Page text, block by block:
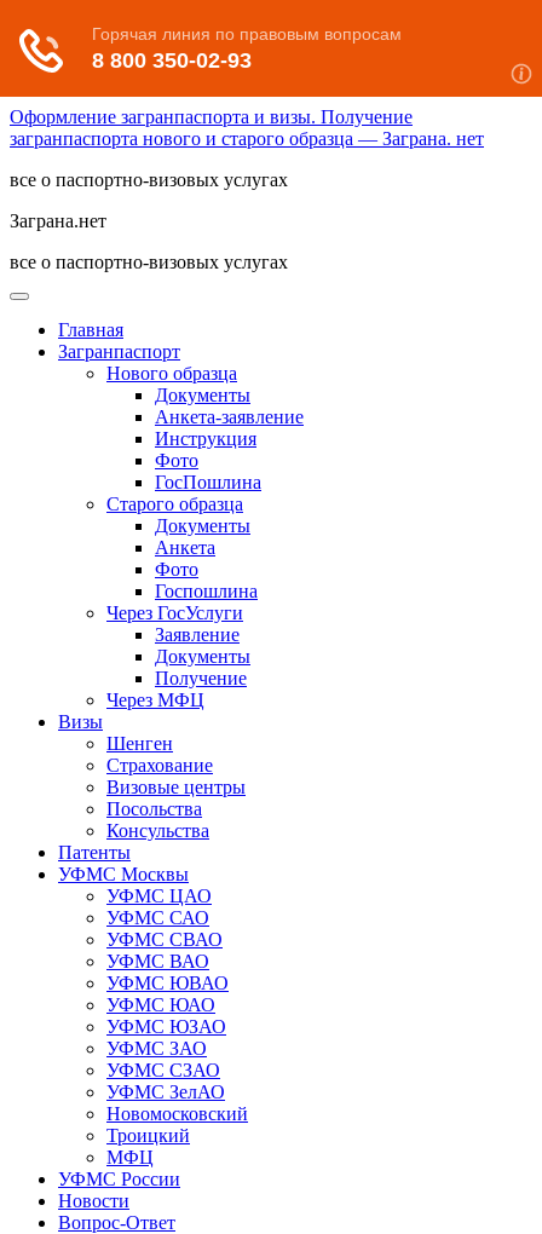
Оформление загранпаспорта и визы. Получение
загранпаспорта нового и старого образца — Заграна. нет
все о паспортно-визовых услугах
Заграна.нет
все о паспортно-визовых услугах
Главная
Загранпаспорт
Нового образца
Документы
Анкета-заявление
Инструкция
Фото
ГосПошлина
Старого образца
Документы
Анкета
Фото
Госпошлина
Через ГосУслуги
Заявление
Документы
Получение
Через МФЦ
Визы
Шенген
Страхование
Визовые центры
Посольства
Консульства
Патенты
УФМС Москвы
УФМС ЦАО
УФМС САО
УФМС СВАО
УФМС ВАО
УФМС ЮВАО
УФМС ЮАО
УФМС ЮЗАО
УФМС ЗАО
УФМС СЗАО
УФМС ЗелАО
Новомосковский
Троицкий
МФЦ
УФМС России
Новости
Вопрос-Ответ